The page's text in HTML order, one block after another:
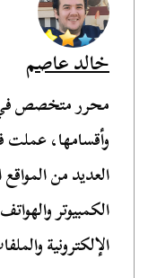
خالد عاصم
محرر متخصص في
العديد من
الكمبيوتر
الإلكترونية